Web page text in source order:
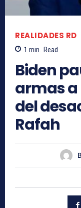
REALIDADES RD
1 min. Read
Biden
armas a
del
Rafah